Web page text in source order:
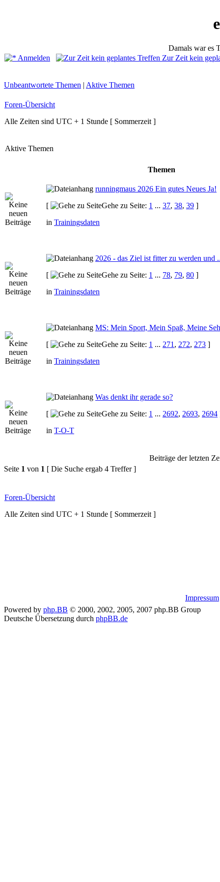
Damals war es
Anmelden
Zur Zeit kein
Unbeantwortete Themen | Aktive Themen
Foren-Übersicht
Alle Zeiten sind UTC + 1 Stunde [ Sommerzeit ]
Aktive Themen
Themen
runningmaus 2026 Ein gutes Neues Ja!
[
Gehe zu Seite: 1 ... 37, 38, 39 ]
in Trainingsdaten
2026 - das Ziel ist fitter zu werden und
[
Gehe zu Seite: 1 ... 78, 79, 80 ]
in Trainingsdaten
MS: Mein Sport, Mein Spaß, Meine
[
Gehe zu Seite: 1 ... 271 , 272, 273 ]
in Trainingsdaten
Was denkt ihr gerade so?
[
Gehe zu Seite: 1 ... 2692, 2693, 2694
in T-O-T
Beiträge der letzten
Seite 1 von 1 [ Die Suche ergab 4 Treffer ]
Foren-Übersicht
Alle Zeiten sind UTC + 1 Stunde [ Sommerzeit ]
Impressum
Powered by php.BB © 2000, 2002, 2005, 2007 php.BB Group
Deutsche Übersetzung durch phpBB.de